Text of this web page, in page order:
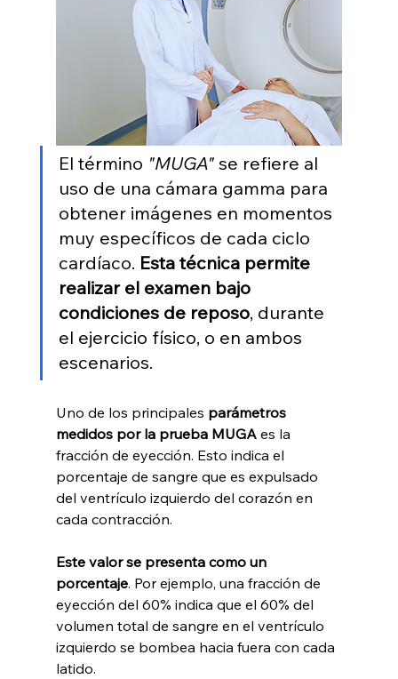
El término "MUGA" se refiere al
uso de una cámara gamma para
obtener imágenes en momentos
muy específicos de cada ciclo
cardíaco. Esta técnica permite
realizar el examen bajo
condiciones de reposo, durante
el ejercicio físico, o en ambos
escenarios.
Uno de los principales parámetros
medidos por la prueba MUGA es la
fracción de eyección. Esto indica el
porcentaje de sangre que es expulsado
del ventrículo izquierdo del corazón en
cada contracción.
Este valor se presenta como un
porcentaje. Por ejemplo, una fracción de
eyección del 60% indica que el 60% del
volumen total de sangre en el ventrículo
izquierdo se bombea hacia fuera con cada
latido.